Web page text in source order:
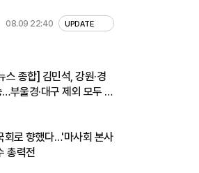
08.09 22:40 UPDATE
스 종합] 김민석, 강원·경
부울경·대구 제외 모두 웃
회로 향했다…'마사회 본사
총력전